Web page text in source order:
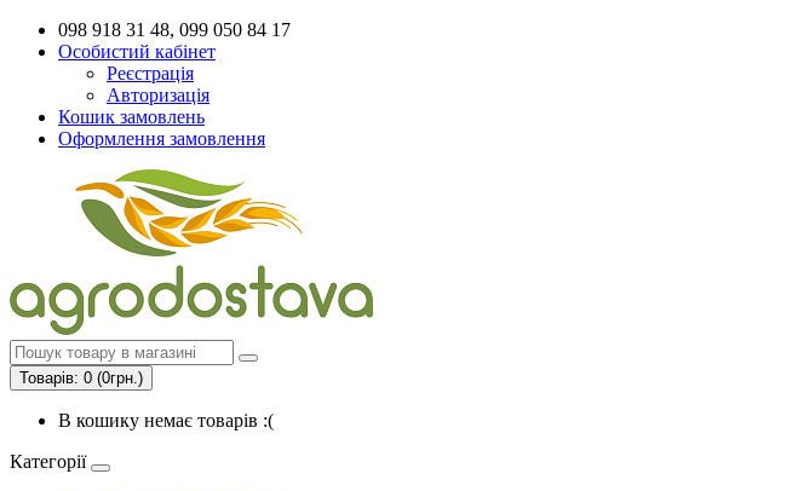
098 918 31 48, 099 050 84 17
Особистий кабінет
Реєстрація
Авторизація
Кошик замовлень
Оформлення замовлення
Товарів: 0 (0грн.)
В кошику немає товарів :(
Категорії